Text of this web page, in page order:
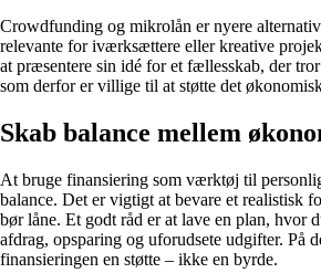
Crowdfunding og mikrolån er nyere
relevante for iværksættere eller kreative
at præsentere sin idé for et fællesskab, der
som derfor er villige til at støtte det
Skab balance mellem
At bruge finansiering som værktøj til
balance. Det er vigtigt at bevare et realistisk
bør låne. Et godt råd er at lave en plan, hvor
afdrag, opsparing og uforudsete udgifter. På
finansieringen en støtte – ikke en byrde.